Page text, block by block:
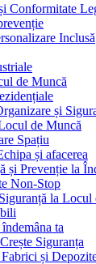
Conformitate
Inclusă
de Muncă
și
de Muncă
Spațiu
și afacerea
și Prevenție la
Non-Stop
la Locul
ta
Siguranța
și